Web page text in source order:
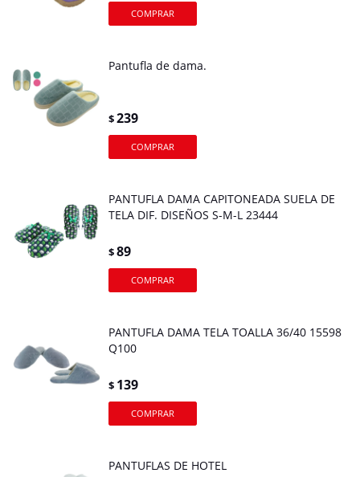
Pantufla de dama.
$239
PANTUFLA DAMA CAPITONEADA SUELA DE
TELA DIF. DISEÑOS S-M-L 23444
$89
PANTUFLA DAMA TELA TOALLA 36/40 15598
Q100
$ 139
PANTUFLAS DE HOTEL